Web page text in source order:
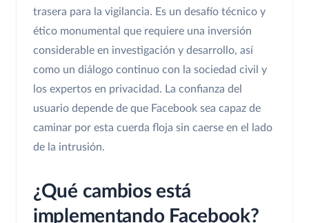
trasera para la vigilancia. Es un desafío técnico y
ético monumental que requiere una inversión
considerable en investigación y desarrollo, así
como un diálogo continuo con la sociedad civil y
los expertos en privacidad. La confianza del
usuario depende de que Facebook sea capaz de
caminar por esta cuerda floja sin caerse en el lado
de la intrusión.
¿Qué cambios está
implementando Facebook?